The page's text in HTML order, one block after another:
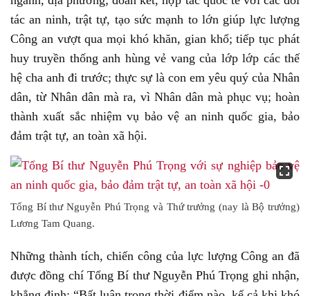
tác an ninh, trật tự, tạo sức mạnh to lớn giúp lực lượng
Công an vượt qua mọi khó khăn, gian khổ; tiếp tục phát
huy truyền thống anh hùng vẻ vang của lớp lớp các thế
hệ cha anh đi trước; thực sự là con em yêu quý của Nhân
dân, từ Nhân dân mà ra, vì Nhân dân mà phục vụ; hoàn
thành xuất sắc nhiệm vụ bảo vệ an ninh quốc gia, bảo
đảm trật tự, an toàn xã hội.
Tổng Bí thư Nguyễn Phú Trọng và Thứ trưởng (nay là Bộ trưởng)
Lương Tam Quang.
Những thành tích, chiến công của lực lượng Công an đã
được đồng chí Tổng Bí thư Nguyễn Phú Trọng ghi nhận,